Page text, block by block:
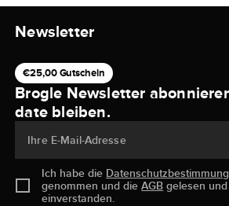
Newsletter
€25,00 Gutschein
Brogle Newsletter
date bleiben.
Ihre E-Mail-Adresse
Ich habe die
genommen und dieAGB gelesen
einverstanden.